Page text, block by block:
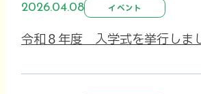
2026.04.08 イベント
令和８年度 入学式を挙行しま